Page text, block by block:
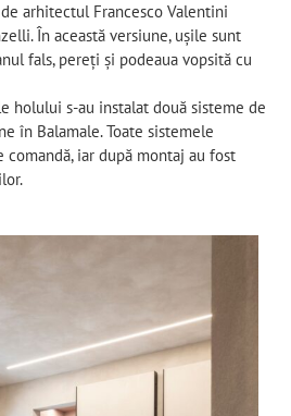
arhitectul Francesco Valentini
În această versiune, ușile sunt
fals, pereți și podeaua vopsită cu
holului s-au instalat două sisteme de
în Balamale. Toate sistemele
comandă, iar după montaj au fost